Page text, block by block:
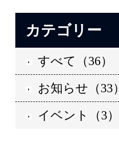
カテゴリー
すべて（36）
お知らせ（33）
イベント（3）